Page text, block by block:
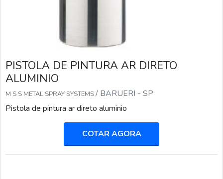
PISTOLA DE PINTURA AR DIRETO
ALUMINIO
M S S METAL SPRAY SYSTEMS/ BARUERI - SP
Pistola de pintura ar direto aluminio
COTAR AGORA